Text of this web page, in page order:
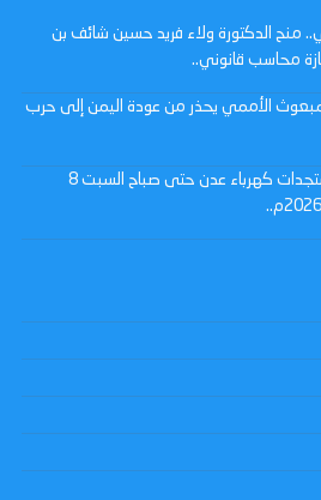
منح الدكتورة ولاء فريد حسين شائف بن
محاسب قانوني..
الأممي يحذر من عودة اليمن إلى حرب
عدن : مستجدات كهرباء عدن حتى صباح السبت 8